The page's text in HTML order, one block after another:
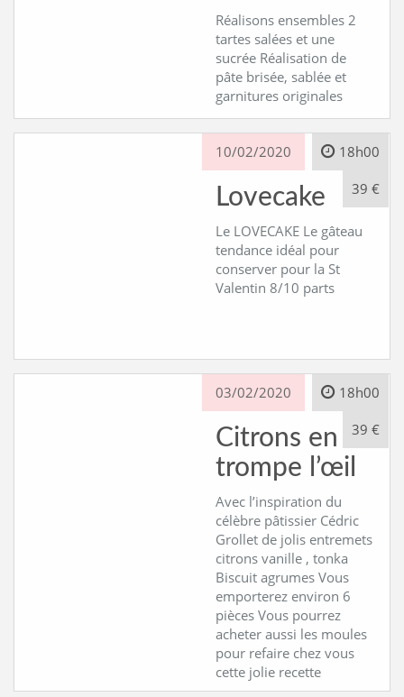
Réalisons ensembles 2
tartes salées et une
sucrée Réalisation de
pâte brisée, sablée et
garnitures originales
10/02/2020 18h00
39 €
Lovecake
Le LOVECAKE Le gâteau
tendance idéal pour
conserver pour la St
Valentin 8/10 parts
03/02/2020 18h00
39 €
Citrons en
trompe l’œil
Avec l’inspiration du
célèbre pâtissier Cédric
Grollet de jolis entremets
citrons vanille , tonka
Biscuit agrumes Vous
emporterez environ 6
pièces Vous pourrez
acheter aussi les moules
pour refaire chez vous
cette jolie recette